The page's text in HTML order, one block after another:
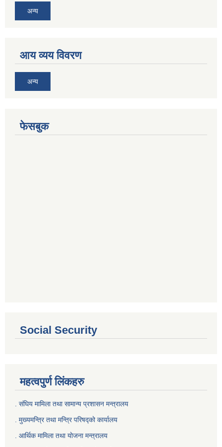
अन्य
आय व्यय विवरण
अन्य
फेसबुक
Social Security
महत्वपुर्ण लिंकहरु
. संघिय मामिला तथा सामान्य प्रशासन मन्त्रालय
. मुख्यमन्त्रि तथा मन्त्रि परिषद्को कार्यालय
. आर्थिक मामिला तथा योजना मन्त्रालय